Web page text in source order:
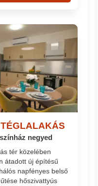
negyed
tér közelében
átadott új építésű
napfényes belső
hőszivattyús